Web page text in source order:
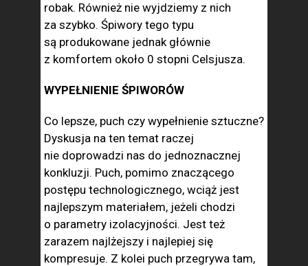
robak. Również nie wyjdziemy z nich
za szybko. Śpiwory tego typu
są produkowane jednak głównie
z komfortem około 0 stopni Celsjusza.
WYPEŁNIENIE ŚPIWORÓW
Co lepsze, puch czy wypełnienie sztuczne?
Dyskusja na ten temat raczej
nie doprowadzi nas do jednoznacznej
konkluzji. Puch, pomimo znaczącego
postępu technologicznego, wciąż jest
najlepszym materiałem, jeżeli chodzi
o parametry izolacyjności. Jest też
zarazem najlżejszy i najlepiej się
kompresuje. Z kolei puch przegrywa tam,